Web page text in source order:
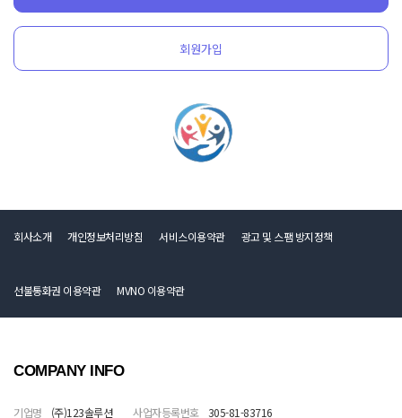
회원가입
회사소개 개인정보처리방침 서비스이용약관 광고 및 스팸 방지정책
선불통화권 이용약관 MVNO 이용약관
COMPANY INFO
기업명 (주)123솔루션 사업자등록번호 305-81-83716